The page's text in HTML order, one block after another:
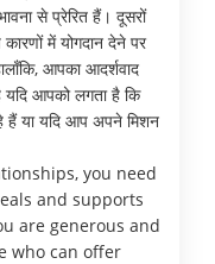
से प्रेरित हैं। दूसरों
में योगदान देने पर
आपका आदर्शवाद
यदि आपको लगता है कि
हैं या यदि आप अपने मिशन
you need
and supports
are generous and
who can offer